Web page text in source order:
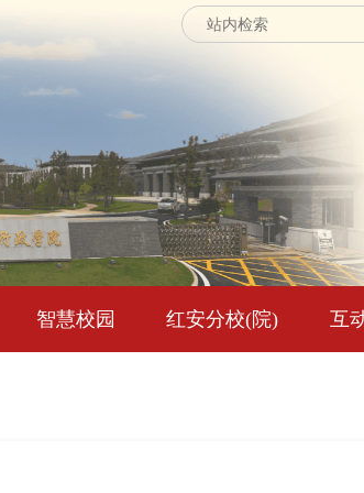
智慧校园 红安分校(院) 互